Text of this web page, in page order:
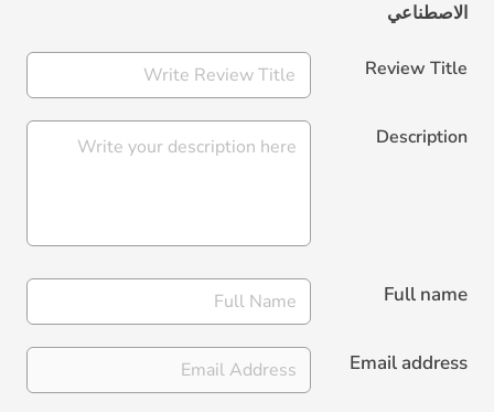
الاصطناعي
Review Title
Description
Full name
Email address